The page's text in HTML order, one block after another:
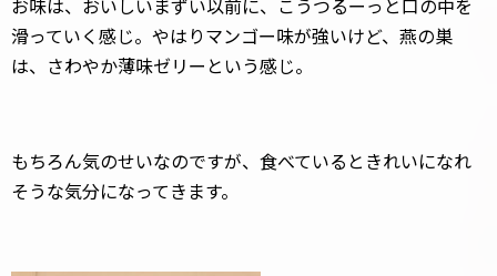
お味は、おいしいまずい以前に、こうつるーっと口の中を
滑っていく感じ。やはりマンゴー味が強いけど、燕の巣
は、さわやか薄味ゼリーという感じ。
もちろん気のせいなのですが、食べているときれいになれ
そうな気分になってきます。